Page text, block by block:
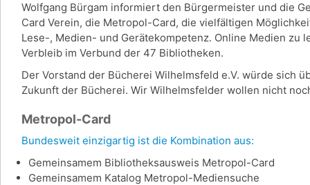
Wolfgang Bürgam informiert den Bürgermeister und die
Card Verein, die Metropol-Card, die vielfältigen
Lese-, Medien- und Gerätekompetenz. Online Medien
Verbleib im Verbund der 47 Bibliotheken.
Der Vorstand der Bücherei Wilhelmsfeld e.V. würde sich
Zukunft der Bücherei. Wir Wilhelmsfelder wollen nicht
Metropol-Card
Bundesweit einzigartig ist die Kombination aus:
Gemeinsamem Bibliotheksausweis Metropol-Card
Gemeinsamem Katalog Metropol-Mediensuche